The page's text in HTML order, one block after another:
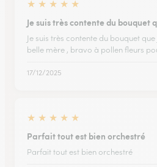
★ ★ ★ ★ ★
Je suis très contente du bouquet
Je suis très contente du bouquet
belle mère , bravo à pollen fleurs
17/12/2025
★ ★ ★ ★ ★
Parfait tout est bien orchestré
Parfait tout est bien orchestré